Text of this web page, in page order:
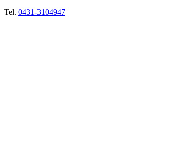
Tel. 0431-3104947